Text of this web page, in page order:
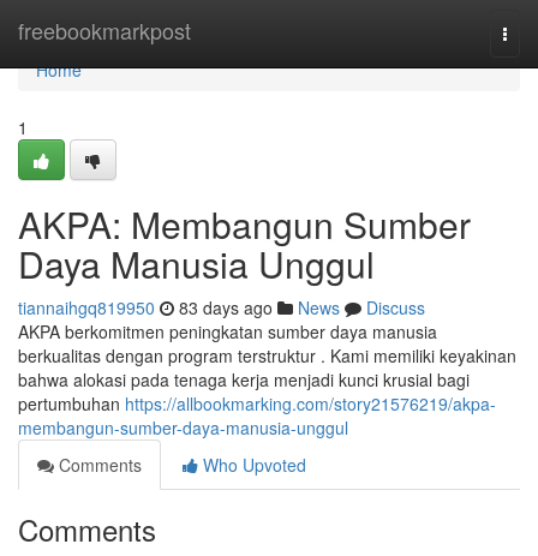
freebookmarkpost
Home
Home
1
AKPA: Membangun Sumber
Daya Manusia Unggul
tiannaihgq819950 83 days ago News
Discuss
AKPA berkomitmen peningkatan sumber daya manusia
berkualitas dengan program terstruktur . Kami memiliki keyakinan
bahwa alokasi pada tenaga kerja menjadi kunci krusial bagi
pertumbuhan https://allbookmarking.com/story21576219/akpa-
membangun-sumber-daya-manusia-unggul
Comments
Who Upvoted
Comments